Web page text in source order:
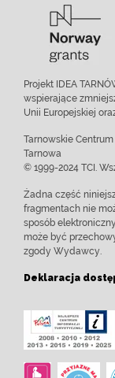
Projekt IDEA
wspierające
Unii Europejskiej
Tarnowskie
Tarnowa
© 1999-2024 TCI.
Żadna część
fragmentach nie
sposób
może być
zgody Wydawcy.
Deklaracja